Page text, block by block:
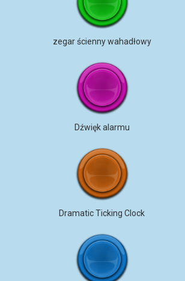
zegar ścienny wahadłowy
Dźwięk alarmu
Dramatic Ticking Clock